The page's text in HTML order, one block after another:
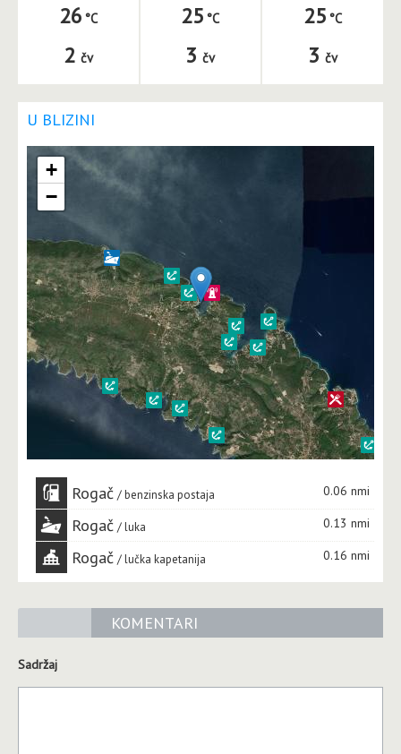
26
2 čv
25
3 čv
25
3 čv
U BLIZINI
+
−
Rogač benzinska postaja 0.06 nmi
Rogač luka 0.13 nmi
Rogač lučka kapetanija 0.16 nmi
KOMENTARI
Sadržaj